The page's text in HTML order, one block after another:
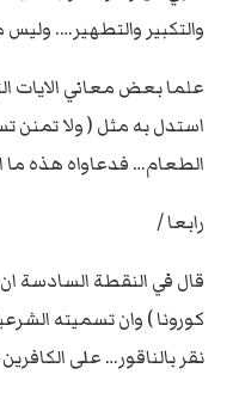
والتكبير والتطهير….
علما بعض معاني الايات
استدل به مثل ( ولا تمنن
الطعام… فدعاواه هذه ما
رابعا /
قال في النقطة السادسة
كورونا ) وان تسميته
نقر بالناقور… على